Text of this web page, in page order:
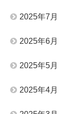
2025年7月
2025年6月
2025年5月
2025年4月